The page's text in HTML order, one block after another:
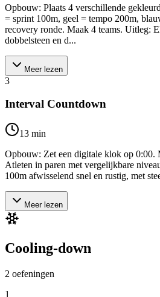
Opbouw: Plaats 4 verschillende
= sprint 100m, geel = tempo 200m,
recovery ronde. Maak 4 teams. Uitleg:
dobbelsteen en d...
Meer lezen
3
Interval Countdown
13 min
Opbouw: Zet een digitale klok op 0:00.
Atleten in paren met vergelijkbare
100m afwisselend snel en rustig, met
Meer lezen
Cooling-down
2 oefeningen
1